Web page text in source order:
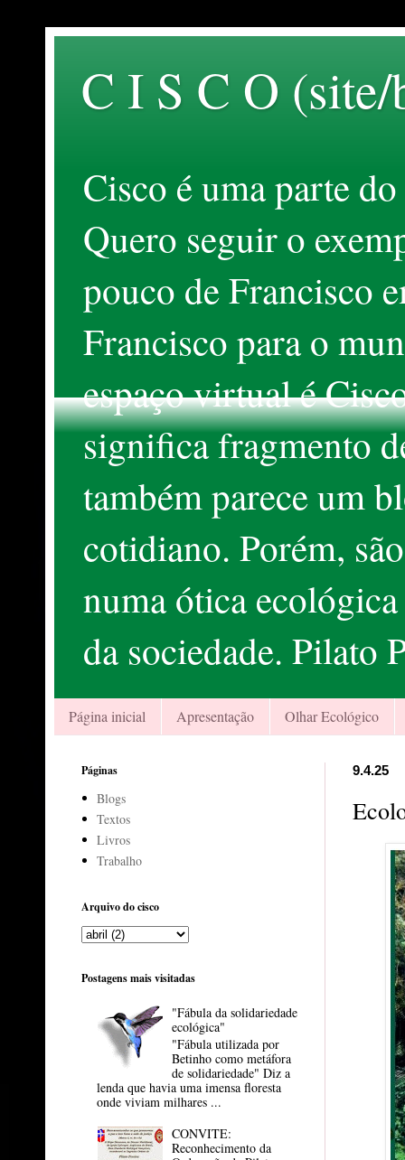
C I S C O
Cisco é uma parte
Quero seguir o
pouco de Francisco
Francisco para o
espaço virtual é
significa fragmento
também parece um
cotidiano. Porém,
numa ótica
da sociedade. Pilato
Página inicial Apresentação Olhar Ecológico
9.4.25
Páginas
Blogs
Textos
Livros
Trabalho
Arquivo do cisco
Postagens mais visitadas
"Fábula da solidariedade
ecológica"
"Fábula utilizada por
Betinho como metáfora
de solidariedade" Diz a
lenda que havia uma imensa floresta
onde viviam milhares ...
CONVITE:
Reconhecimento da